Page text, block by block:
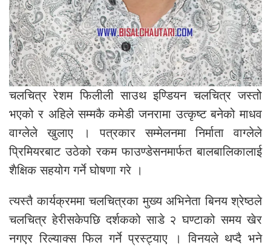
चलचित्र रेशम फिलीली साउथ इण्डियन चलचित्र जस्तो
भएको र अहिले सम्मकै कमेडी जनरामा उत्कृष्ट बनेको माधव
वाग्लेले खुलाए । पत्रकार सम्मेलनमा निर्माता वाग्लेले
प्रिमियरबाट उठेको रकम फाउण्डेसनमार्फत बालबालिकालाई
शैक्षिक सहयोग गर्ने घोषणा गरे ।
त्यस्तै कार्यक्रममा चलचित्रका मुख्य अभिनेता बिनय श्रेष्ठले
चलचित्र हेरीसकेपछि दर्शकको साडे २ घण्टाको समय खेर
नगएर रिल्याक्स फिल गर्ने प्रस्ट्याए । विनयले थप्दै भने